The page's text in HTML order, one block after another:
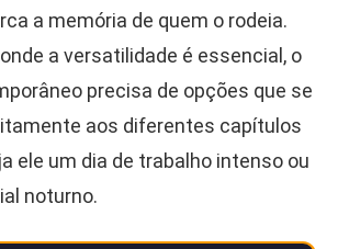
a memória de quem o rodeia.
a versatilidade é essencial, o
precisa de opções que se
aos diferentes capítulos
ele um dia de trabalho intenso ou
noturno.